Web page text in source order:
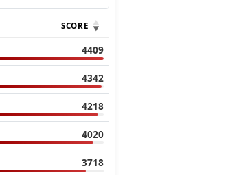
SCORE
4409
4342
4218
4020
3718